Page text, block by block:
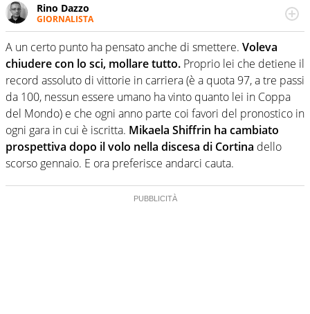
Rino Dazzo
GIORNALISTA
Se mai ci fosse modo di traslare il glossario del calcio in
una nicchia di esperti, lui ne farebbe parte. Non si perde
una svista arbitrale né gli umori social del mondo delle
curve
A un certo punto ha pensato anche di smettere. Voleva
chiudere con lo sci, mollare tutto. Proprio lei che detiene il
record assoluto di vittorie in carriera (è a quota 97, a tre passi
da 100, nessun essere umano ha vinto quanto lei in Coppa
del Mondo) e che ogni anno parte coi favori del pronostico in
ogni gara in cui è iscritta. Mikaela Shiffrin ha cambiato
prospettiva dopo il volo nella discesa di Cortina dello
scorso gennaio. E ora preferisce andarci cauta.